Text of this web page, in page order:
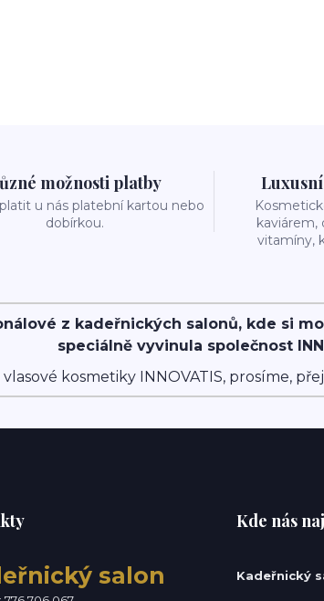
možnosti platby
u nás platební kartou nebo
dobírkou.
kaviárem,
vitamíny,
z kadeřnických salonů, kde si
speciálně vyvinula společnost
kosmetiky INNOVATIS, prosíme,
salon
Kde nás
Kadeřnický